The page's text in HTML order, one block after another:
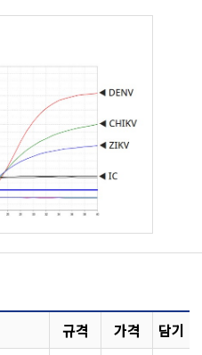
규격 가격 담기